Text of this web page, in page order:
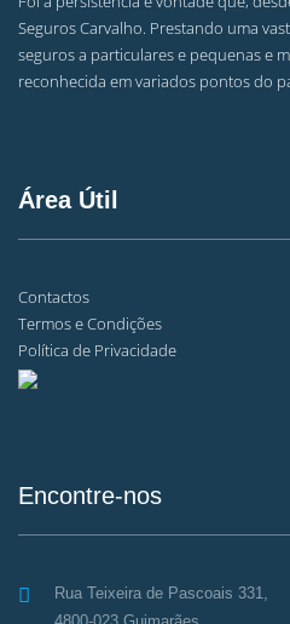
Seguros Carvalho. Prestando uma
seguros a particulares e pequenas e
reconhecida em variados pontos do
Área Útil
Contactos
Termos e Condições
Política de Privacidade
Encontre-nos
Rua Teixeira de Pascoais 331,